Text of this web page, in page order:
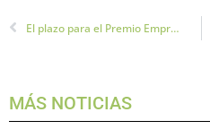
El plazo para el Premio Emprende e Innova estará abierto hasta el 30 de septiembre
MÁS NOTICIAS